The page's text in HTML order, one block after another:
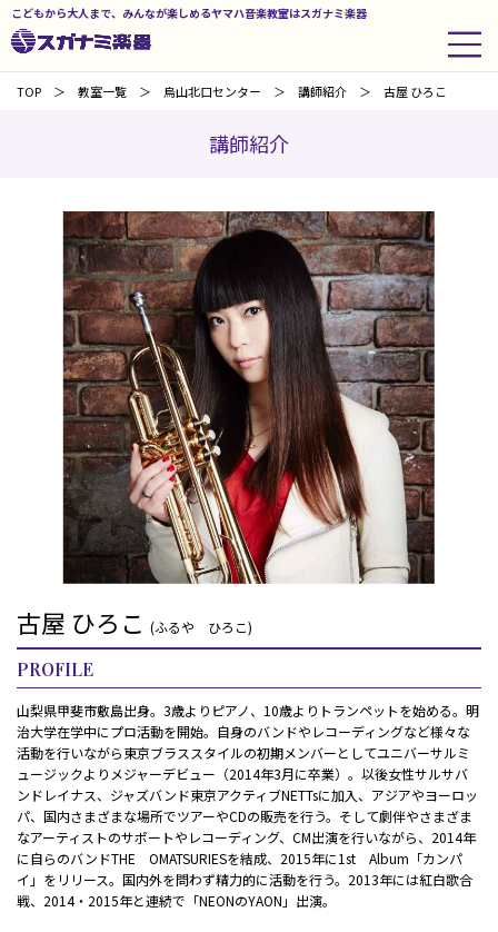
こどもから大人まで、みんなが楽しめるヤマハ音楽教室はスガナミ楽器
TOP 教室一覧 烏山北口センター 講師紹介 古屋 ひろこ
講師紹介
古屋 ひろこ (ふるや ひろこ)
PROFILE
山梨県甲斐市敷島出身。3歳よりピアノ、10歳よりトランペットを始める。明
治大学在学中にプロ活動を開始。自身のバンドやレコーディングなど様々な
活動を行いながら東京ブラススタイルの初期メンバーとしてユニバーサルミ
ュージックよりメジャーデビュー（2014年3月に卒業）。以後女性サルサバ
ンドレイナス、ジャズバンド東京アクティブNETTsに加入、アジアやヨーロッ
パ、国内さまざまな場所でツアーやCDの販売を行う。そして劇伴やさまざま
なアーティストのサポートやレコーディング、CM出演を行いながら、2014年
に自らのバンドTHE OMATSURIESを結成、2015年に1st Album「カンパ
イ」をリリース。国内外を問わず精力的に活動を行う。2013年には紅白歌合
戦、2014・2015年と連続で「NEONのYAON」出演。